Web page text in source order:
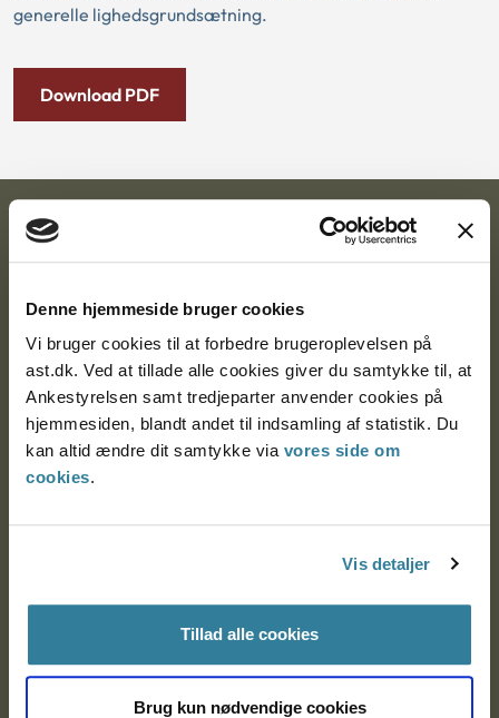
Denne hjemmeside bruger cookies
Vi bruger cookies til at forbedre brugeroplevelsen på
ast.dk. Ved at tillade alle cookies giver du samtykke til, at
Ankestyrelsen samt tredjeparter anvender cookies på
hjemmesiden, blandt andet til indsamling af statistik. Du
kan altid ændre dit samtykke via vores side om
cookies.
Vis detaljer
Tillad alle cookies
Brug kun nødvendige cookies
generelle lighedsgrundsætning.
Download PDF
Ankestyrelsen
Nytorv 7, 2. sal
9000 Aalborg
Ankestyrelsen Aalborg
CVR: 1007 4002
Om Ankestyrelsen